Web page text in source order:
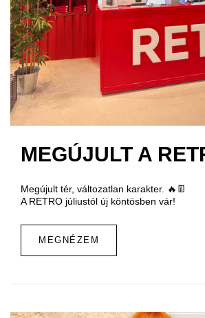
MEGÚJULT A
Megújult tér, változatlan karakter. 🔥👖
A RETRO júliustól új köntösben vár!
MEGNÉZEM